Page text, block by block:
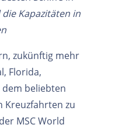
Kapazitäten in
zukünftig mehr
Florida,
beliebten
Kreuzfahrten zu
MSC World